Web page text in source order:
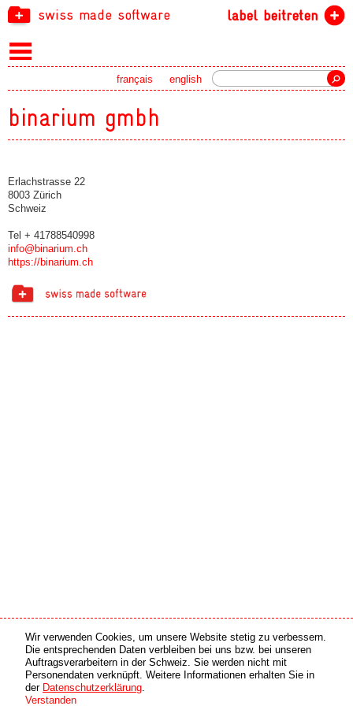
swiss made software label beitreten
english
français
binarium gmbh
Erlachstrasse 22
8003 Zürich
Schweiz
Tel + 41788540998
info@binarium.ch
https://binarium.ch
Medien Partner
copyright © 2026 by swiss made software gmbh, Switzerland - all rights reserved.
Online Partner
Wir verwenden Cookies, um unsere Website stetig zu verbessern.
Die entsprechenden Daten verbleiben bei uns bzw. bei unseren
Auftragsverarbeitern in der Schweiz. Sie werden nicht mit
Personendaten verknüpft. Weitere Informationen erhalten Sie in
der Datenschutzerklärung.
Verstanden